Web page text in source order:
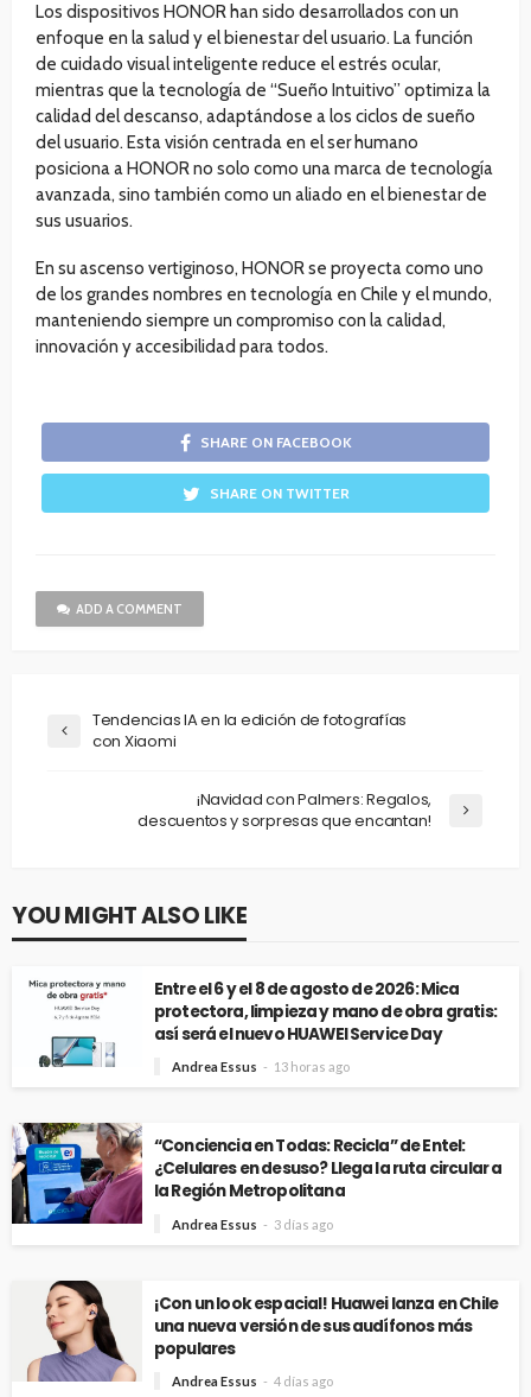
Los dispositivos HONOR han sido desarrollados con un
enfoque en la salud y el bienestar del usuario. La función
de cuidado visual inteligente reduce el estrés ocular,
mientras que la tecnología de “Sueño Intuitivo” optimiza la
calidad del descanso, adaptándose a los ciclos de sueño
del usuario. Esta visión centrada en el ser humano
posiciona a HONOR no solo como una marca de tecnología
avanzada, sino también como un aliado en el bienestar de
sus usuarios.
En su ascenso vertiginoso, HONOR se proyecta como uno
de los grandes nombres en tecnología en Chile y el mundo,
manteniendo siempre un compromiso con la calidad,
innovación y accesibilidad para todos.
SHARE ON FACEBOOK
SHARE ON TWITTER
ADD A COMMENT
Tendencias IA en la edición de fotografías
con Xiaomi
¡Navidad con Palmers: Regalos,
descuentos y sorpresas que encantan!
YOU MIGHT ALSO LIKE
Entre el 6 y el 8 de agosto de 2026: Mica
protectora, limpieza y mano de obra gratis:
así será el nuevo HUAWEI Service Day
Andrea Essus 13 horas ago
“Conciencia en Todas: Recicla” de Entel:
¿Celulares en desuso? Llega la ruta circular a
la Región Metropolitana
Andrea Essus 3 días ago
¡Con un look espacial! Huawei lanza en Chile
una nueva versión de sus audífonos más
populares
Andrea Essus 4 días ago